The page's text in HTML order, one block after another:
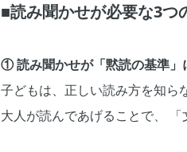
■読み聞かせが必要な3つ
① 読み聞かせが「黙読の基準」
子どもは、正しい読み方を知ら
大人が読んであげることで、 「